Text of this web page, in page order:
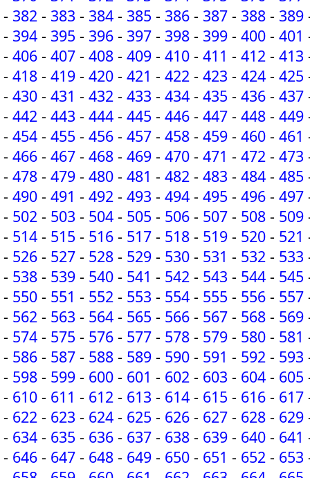
- 382 - 383 - 384 - 385 - 386 - 387 - 388 - 389
- 394 - 395 - 396 - 397 - 398 - 399 - 400 - 401
- 406 - 407 - 408 - 409 - 410 - 411 - 412 - 413
- 418 - 419 - 420 - 421 - 422 - 423 - 424 - 425
- 430 - 431 - 432 - 433 - 434 - 435 - 436 - 437
- 442 - 443 - 444 - 445 - 446 - 447 - 448 - 449
- 454 - 455 - 456 - 457 - 458 - 459 - 460 - 461
- 466 - 467 - 468 - 469 - 470 - 471 - 472 - 473
- 478 - 479 - 480 - 481 - 482 - 483 - 484 - 485
- 490 - 491 - 492 - 493 - 494 - 495 - 496 - 497
- 502 - 503 - 504 - 505 - 506 - 507 - 508 - 509
- 514 - 515 - 516 - 517 - 518 - 519 - 520 - 521
- 526 - 527 - 528 - 529 - 530 - 531 - 532 - 533
- 538 - 539 - 540 - 541 - 542 - 543 - 544 - 545
- 550 - 551 - 552 - 553 - 554 - 555 - 556 - 557
- 562 - 563 - 564 - 565 - 566 - 567 - 568 - 569
- 574 - 575 - 576 - 577 - 578 - 579 - 580 - 581
- 586 - 587 - 588 - 589 - 590 - 591 - 592 - 593
- 598 - 599 - 600 - 601 - 602 - 603 - 604 - 605
- 610 - 611 - 612 - 613 - 614 - 615 - 616 - 617
- 622 - 623 - 624 - 625 - 626 - 627 - 628 - 629
- 634 - 635 - 636 - 637 - 638 - 639 - 640 - 641
- 646 - 647 - 648 - 649 - 650 - 651 - 652 - 653